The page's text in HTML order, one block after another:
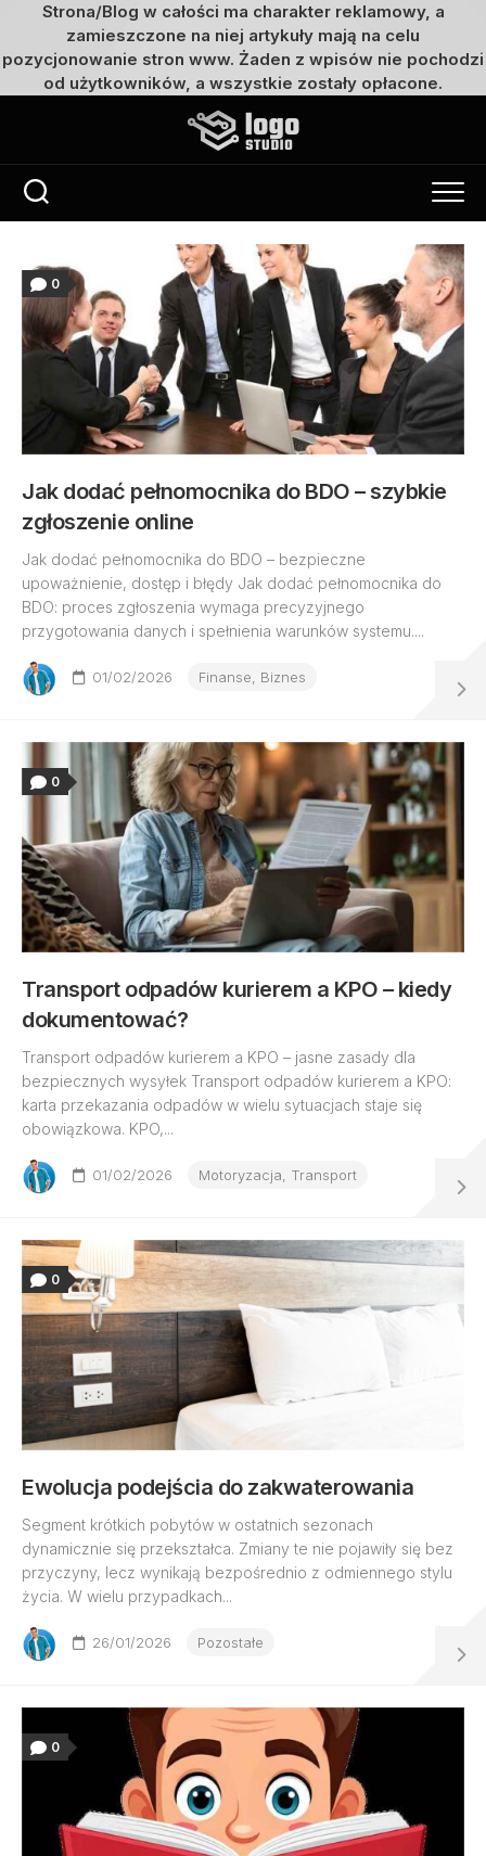
Strona/Blog w całości ma charakter reklamowy, a
zamieszczone na niej artykuły mają na celu
pozycjonowanie stron www. Żaden z wpisów nie pochodzi
od użytkowników, a wszystkie zostały opłacone.
0
Jak dodać pełnomocnika do BDO – szybkie
zgłoszenie online
Jak dodać pełnomocnika do BDO – bezpieczne
upoważnienie, dostęp i błędy Jak dodać pełnomocnika do
BDO: proces zgłoszenia wymaga precyzyjnego
przygotowania danych i spełnienia warunków systemu....
01/02/2026 Finanse, Biznes
0
Transport odpadów kurierem a KPO – kiedy
dokumentować?
Transport odpadów kurierem a KPO – jasne zasady dla
bezpiecznych wysyłek Transport odpadów kurierem a KPO:
karta przekazania odpadów w wielu sytuacjach staje się
obowiązkowa. KPO,...
01/02/2026 Motoryzacja, Transport
0
Ewolucja podejścia do zakwaterowania
Segment krótkich pobytów w ostatnich sezonach
dynamicznie się przekształca. Zmiany te nie pojawiły się bez
przyczyny, lecz wynikają bezpośrednio z odmiennego stylu
życia. W wielu przypadkach...
26/01/2026 Pozostałe
0